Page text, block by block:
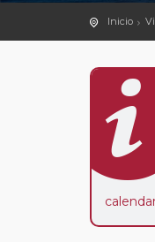
Inicio